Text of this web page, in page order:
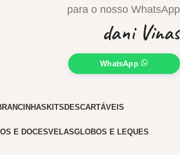
para o nosso WhatsApp
dani Vinas
WhatsApp
KITS DESCARTÁVEIS
E DOCESVELASGLOBOS E LEQUES